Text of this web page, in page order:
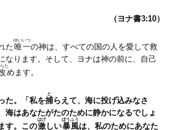
（ヨナ書3:10）
た唯一
ゆいいつ
の神は、すべての国の人を愛して救
なります。そして、ヨナは神の前に、自己
た
めます。
た。「私を捕
と
らえて、海に投げ込みなさ
海はあなたがたのために静かになるでしょ
す。この激
はげ
しい暴風
ぼうふう
は、私のためにあなた